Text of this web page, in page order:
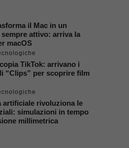
il Mac in un
attivo: arriva la
macOS
TikTok: arrivano i
“Clips” per scoprire film
artificiale rivoluziona le
simulazioni in tempo
millimetrica